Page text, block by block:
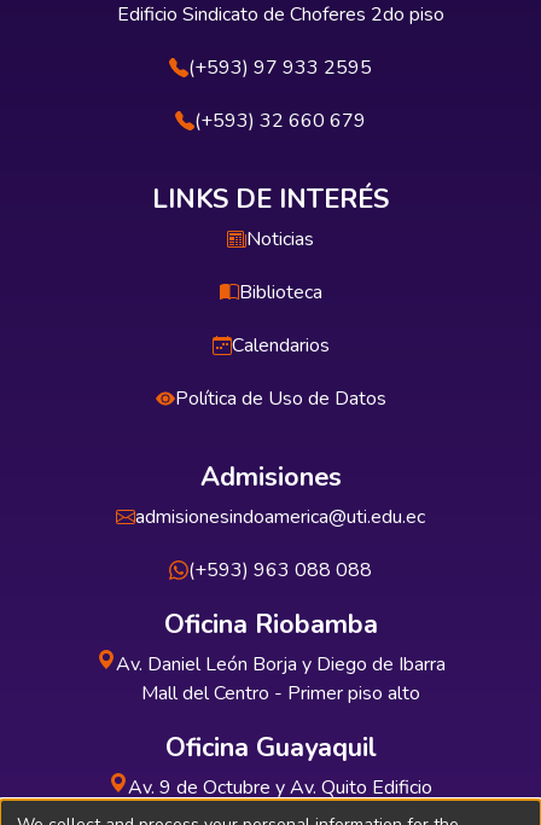
Edificio Sindicato de Choferes 2do piso
(+593) 97 933 2595
(+593) 32 660 679
LINKS DE INTERÉS
Noticias
Biblioteca
Calendarios
Política de Uso de Datos
Admisiones
admisionesindoamerica@uti.edu.ec
(+593) 963 088 088
Oficina Riobamba
Av. Daniel León Borja y Diego de Ibarra
Mall del Centro - Primer piso alto
Oficina Guayaquil
Av. 9 de Octubre y Av. Quito Edificio
INDUAUTO - Planta baja